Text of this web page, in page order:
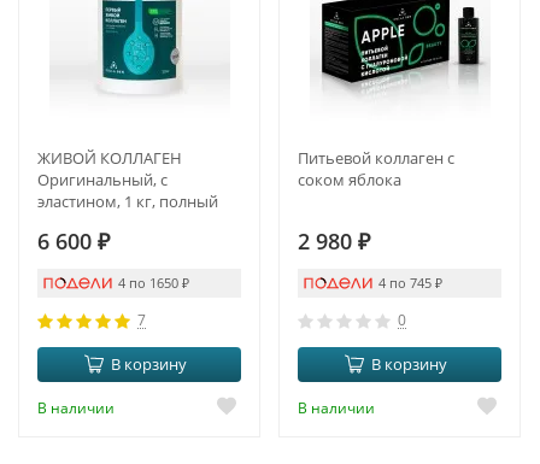
ЖИВОЙ КОЛЛАГЕН
Оригинальный, с
эластином, 1 кг, полный
6 600 ₽
4 по 1650 ₽
7
В корзину
В наличии
Питьевой коллаген с
соком яблока
2 980 ₽
4 по 745 ₽
0
В корзину
В наличии